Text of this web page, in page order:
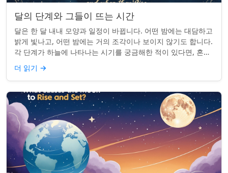
달의 단계와 그들이 뜨는 시간
달은 한 달 내내 모양과 일정이 바뀝니다. 어떤 밤에는 대담하고
밝게 빛나고, 어떤 밤에는 거의 조각이나 보이지 않기도 합니다.
각 단계가 하늘에 나타나는 시기를 궁금해한 적이 있다면, 혼자
가 아닙니다. 사실 그 타...
더 읽기 →